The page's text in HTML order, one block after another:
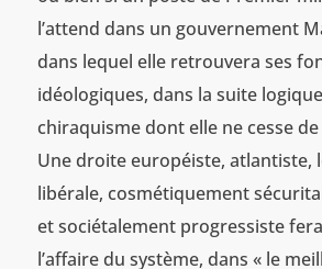
l’attend dans un gouvernement
dans lequel elle retrouvera ses
idéologiques, dans la suite
chiraquisme dont elle ne cesse
Une droite européiste, atlantiste,
libérale, cosmétiquement
et sociétalement progressiste
l’affaire du système, dans « le